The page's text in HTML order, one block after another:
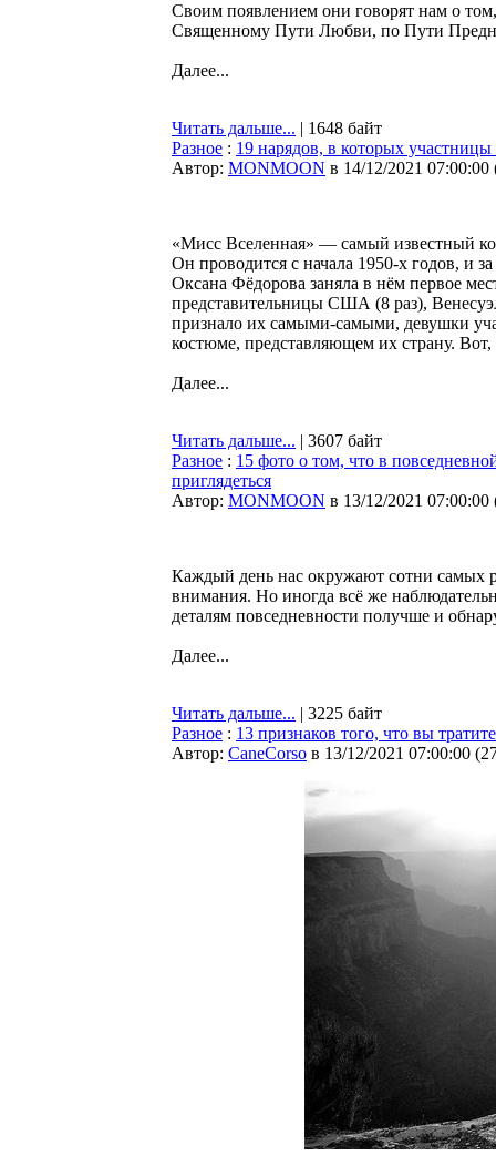
Своим появлением они говорят нам о
Священному Пути Любви, по Пути
Далее...
Читать дальше... | 1648 байт
Разное : 19 нарядов, в которых
Автор: MONMOON в 14/12/2021 07:00:00
«Мисс Вселенная» — самый известный
Он проводится с начала 1950-х годов, и
Оксана Фёдорова заняла в нём первое
представительницы США (8 раз),
признало их самыми-самыми, девушки
костюме, представляющем их страну.
Далее...
Читать дальше... | 3607 байт
Разное : 15 фото о том, что в
приглядеться
Автор: MONMOON в 13/12/2021 07:00:00
Каждый день нас окружают сотни самых
внимания. Но иногда всё же
деталям повседневности получше и
Далее...
Читать дальше... | 3225 байт
Разное : 13 признаков того, что вы
Автор: CaneCorso в 13/12/2021 07:00:00 (